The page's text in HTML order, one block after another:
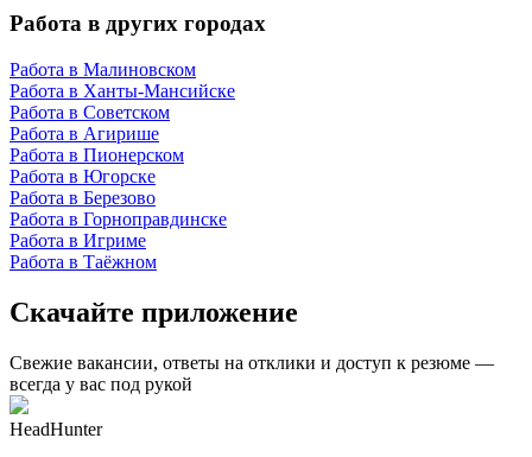
Работа в других городах
Работа в Малиновском
Работа в Ханты-Мансийске
Работа в Советском
Работа в Агирише
Работа в Пионерском
Работа в Югорске
Работа в Березово
Работа в Горноправдинске
Работа в Игриме
Работа в Таёжном
Скачайте приложение
Свежие вакансии, ответы на отклики и доступ к резюме —
всегда у вас под рукой
HeadHunter